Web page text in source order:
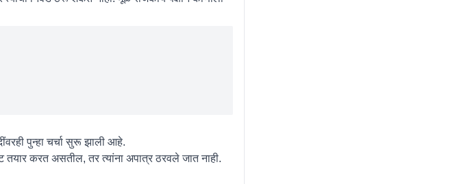
पुन्हा चर्चा सुरू झाली आहे.
तयार करत असतील, तर त्यांना अपात्र ठरवले जात नाही.